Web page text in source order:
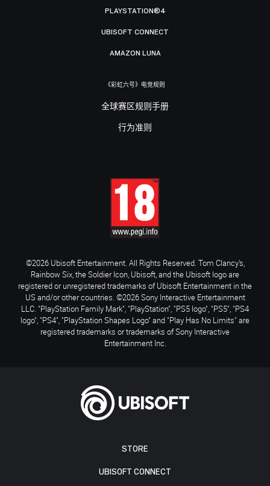
STORE
UBISOFT CONNECT
PLAYSTATION®4
UBISOFT CONNECT
AMAZON LUNA
《彩虹六号》电竞规则
全球赛区规则手册
行为准则
©2026 Ubisoft Entertainment. All Rights Reserved. Tom Clancy’s,
Rainbow Six, the Soldier Icon, Ubisoft, and the Ubisoft logo are
registered or unregistered trademarks of Ubisoft Entertainment in the
US and/or other countries. ©2026 Sony Interactive Entertainment
LLC. "PlayStation Family Mark", "PlayStation", "PS5 logo", "PS5", "PS4
logo", "PS4", "PlayStation Shapes Logo" and "Play Has No Limits" are
registered trademarks or trademarks of Sony Interactive
Entertainment Inc.